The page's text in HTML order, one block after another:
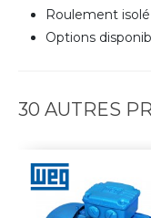
Roulement
Options
30 AUTRES